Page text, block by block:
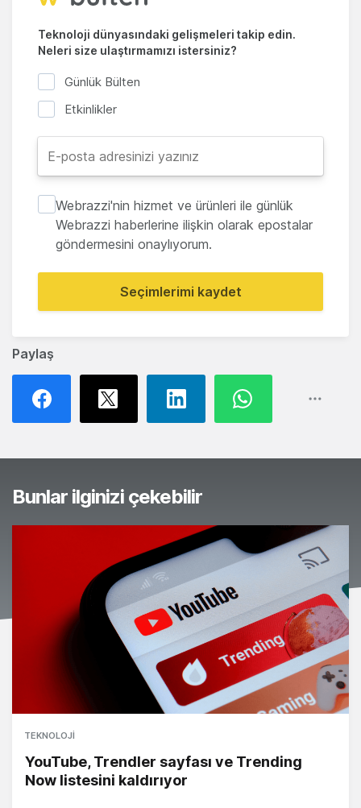
Paylaş
Teknoloji dünyasındaki gelişmeleri takip edin.
Neleri size ulaştırmamızı istersiniz?
Günlük Bülten
Etkinlikler
Webrazzi'nin hizmet ve ürünleri ile günlük
Webrazzi haberlerine ilişkin olarak epostalar
göndermesini onaylıyorum.
Seçimlerimi kaydet
Bunlar ilginizi çekebilir
TEKNOLOJI
YouTube, Trendler sayfası ve Trending
Now listesini kaldırıyor